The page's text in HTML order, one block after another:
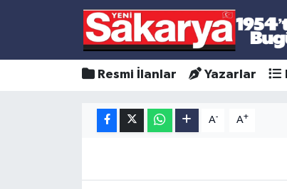
Resmi İlanlar Yazarlar
A- A+